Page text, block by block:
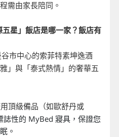
需由家長陪同。
星」飯店是哪一家？飯店有
市中心的索菲特素坤逸酒
」與「泰式熱情」的奢華五
頂級備品（如歐舒丹或
誌性的 MyBed 寢具，保證您
。